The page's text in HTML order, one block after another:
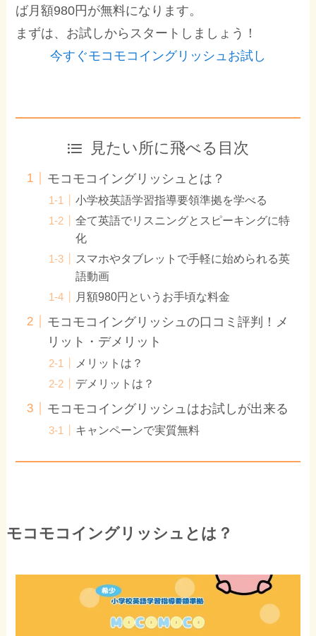
ば月額980円が無料になります。
まずは、お試しからスタートしましょう！
今すぐモコモコイングリッシュお試し
見たい所に飛べる目次
モコモコイングリッシュとは？
小学校英語学習指導要領準拠を学べる
全て英語でリスニングとスピーキングに特
化
スマホやタブレットで手軽に始められる英
語動画
月額980円というお手頃な料金
モコモコイングリッシュの口コミ評判！メ
リット・デメリット
メリットは？
デメリットは？
モコモコイングリッシュはお試しが出来る
キャンペーンで実質無料
モコモコイングリッシュとは？